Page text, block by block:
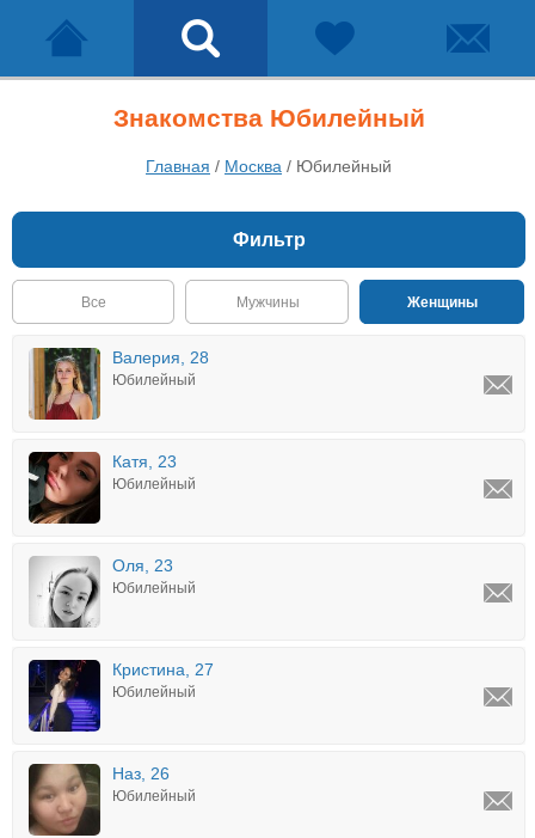
Знакомства Юбилейный
Главная / Москва / Юбилейный
Фильтр
Все Мужчины Женщины
Валерия, 28
Юбилейный
Катя, 23
Юбилейный
Оля, 23
Юбилейный
Кристина, 27
Юбилейный
Наз, 26
Юбилейный